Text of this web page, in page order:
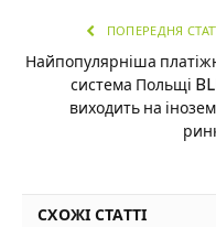
ПОПЕРЕДНЯ
Найпопулярніша
система Польщі
виходить на
СХОЖІ СТАТТІ